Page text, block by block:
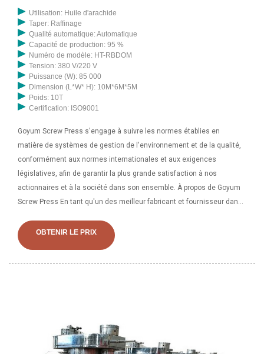
Utilisation: Huile d'arachide
Taper: Raffinage
Qualité automatique: Automatique
Capacité de production: 95 %
Numéro de modèle: HT-RBDOM
Tension: 380 V/220 V
Puissance (W): 85 000
Dimension (L*W* H): 10M*6M*5M
Poids: 10T
Certification: ISO9001
Goyum Screw Press s'engage à suivre les normes établies en
matière de systèmes de gestion de l'environnement et de la qualité,
conformément aux normes internationales et aux exigences
législatives, afin de garantir la plus grande satisfaction à nos
actionnaires et à la société dans son ensemble. À propos de Goyum
Screw Press En tant qu'un des meilleur fabricant et fournisseur dans
monde, GOYUM sera votre choix idéal pour démarrer votre entreprise
d’huilerie ! Nous fabriquons des machines de traitement de l'huile
OBTENIR LE PRIX